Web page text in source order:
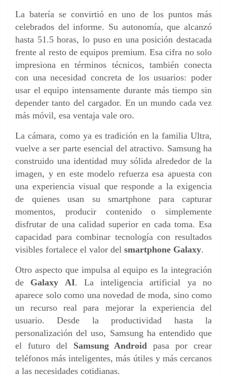
La batería se convirtió en uno de los puntos más
celebrados del informe. Su autonomía, que alcanzó
hasta 51.5 horas, lo puso en una posición destacada
frente al resto de equipos premium. Esa cifra no solo
impresiona en términos técnicos, también conecta
con una necesidad concreta de los usuarios: poder
usar el equipo intensamente durante más tiempo sin
depender tanto del cargador. En un mundo cada vez
más móvil, esa ventaja vale oro.
La cámara, como ya es tradición en la familia Ultra,
vuelve a ser parte esencial del atractivo. Samsung ha
construido una identidad muy sólida alrededor de la
imagen, y en este modelo refuerza esa apuesta con
una experiencia visual que responde a la exigencia
de quienes usan su smartphone para capturar
momentos, producir contenido o simplemente
disfrutar de una calidad superior en cada toma. Esa
capacidad para combinar tecnología con resultados
visibles fortalece el valor del smartphone Galaxy.
Otro aspecto que impulsa al equipo es la integración
de Galaxy AI. La inteligencia artificial ya no
aparece solo como una novedad de moda, sino como
un recurso real para mejorar la experiencia del
usuario. Desde la productividad hasta la
personalización del uso, Samsung ha entendido que
el futuro del Samsung Android pasa por crear
teléfonos más inteligentes, más útiles y más cercanos
a las necesidades cotidianas.